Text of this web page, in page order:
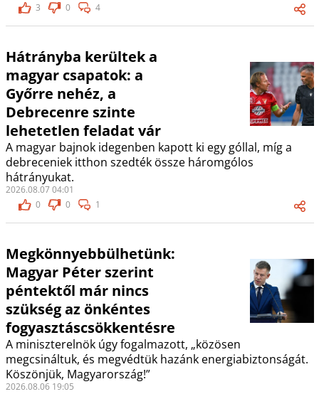
3
0 4
Hátrányba kerültek a
magyar csapatok: a
Győrre nehéz, a
Debrecenre szinte
lehetetlen feladat vár
A magyar bajnok idegenben kapott ki egy góllal, míg a
debreceniek itthon szedték össze háromgólos
hátrányukat.
2026.08.07 04:01
0
0 1
Megkönnyebbülhetünk:
Magyar Péter szerint
péntektől már nincs
szükség az önkéntes
fogyasztáscsökkentésre
A miniszterelnök úgy fogalmazott, „közösen
megcsináltuk, és megvédtük hazánk energiabiztonságát.
Köszönjük, Magyarország!”
2026.08.06 19:05